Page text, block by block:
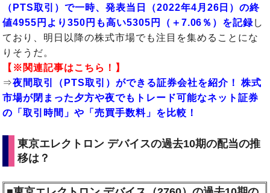
（PTS取引）で一時、発表当日（2022年4月26日）の終
値4955円より350円も高い5305円（＋7.06％）を記録し
ており、明日以降の株式市場でも注目を集めることにな
りそうだ。
【※関連記事はこちら！】
⇒夜間取引（PTS取引）ができる証券会社を紹介！ 株式
市場が閉まった夕方や夜でもトレード可能なネット証券
の「取引時間」や「売買手数料」を比較！
東京エレクトロン デバイスの過去10期の配当の推
移は？